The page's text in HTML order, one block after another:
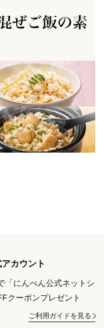
カウント
「にんべん公式ネットシ
クーポンプレゼント
ご利用ガイドを見る